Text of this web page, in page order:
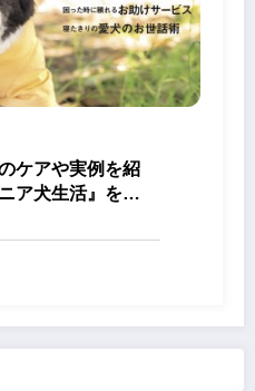
ケアや実例を紹
ア犬生活』を発